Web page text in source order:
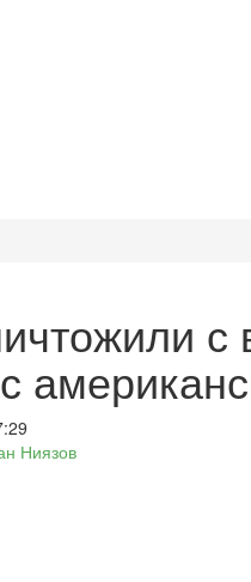
с
Ниязов